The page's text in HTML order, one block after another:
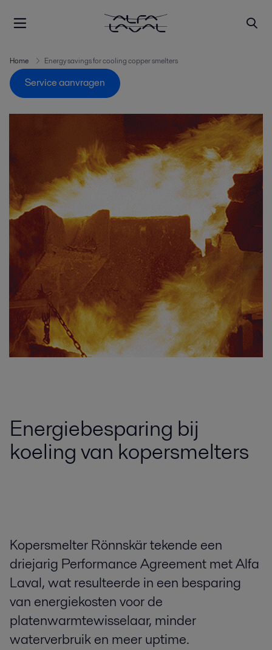
Home Energy savings for cooling copper smelters
Service aanvragen
Energiebesparing bij
koeling van kopersmelters
Kopersmelter Rönnskär tekende een
driejarig Performance Agreement met Alfa
Laval, wat resulteerde in een besparing
van energiekosten voor de
platenwarmtewisselaar, minder
waterverbruik en meer uptime.